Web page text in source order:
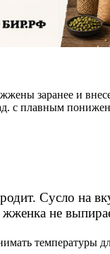
заранее и
с плавным
Сусло на
жженка не
температуры